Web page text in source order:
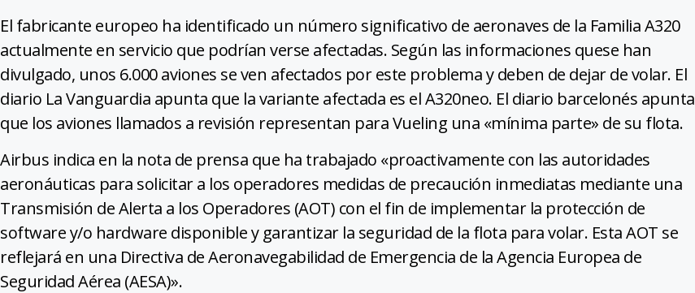
El fabricante europeo ha identificado un número significativo de aeronaves de la Familia A320
actualmente en servicio que podrían verse afectadas. Según las informaciones quese han
divulgado, unos 6.000 aviones se ven afectados por este problema y deben de dejar de volar. El
diario La Vanguardia apunta que la variante afectada es el A320neo. El diario barcelonés apunta
que los aviones llamados a revisión representan para Vueling una «mínima parte» de su flota.
Airbus indica en la nota de prensa que ha trabajado «proactivamente con las autoridades
aeronáuticas para solicitar a los operadores medidas de precaución inmediatas mediante una
Transmisión de Alerta a los Operadores (AOT) con el fin de implementar la protección de
software y/o hardware disponible y garantizar la seguridad de la flota para volar. Esta AOT se
reflejará en una Directiva de Aeronavegabilidad de Emergencia de la Agencia Europea de
Seguridad Aérea (AESA)».